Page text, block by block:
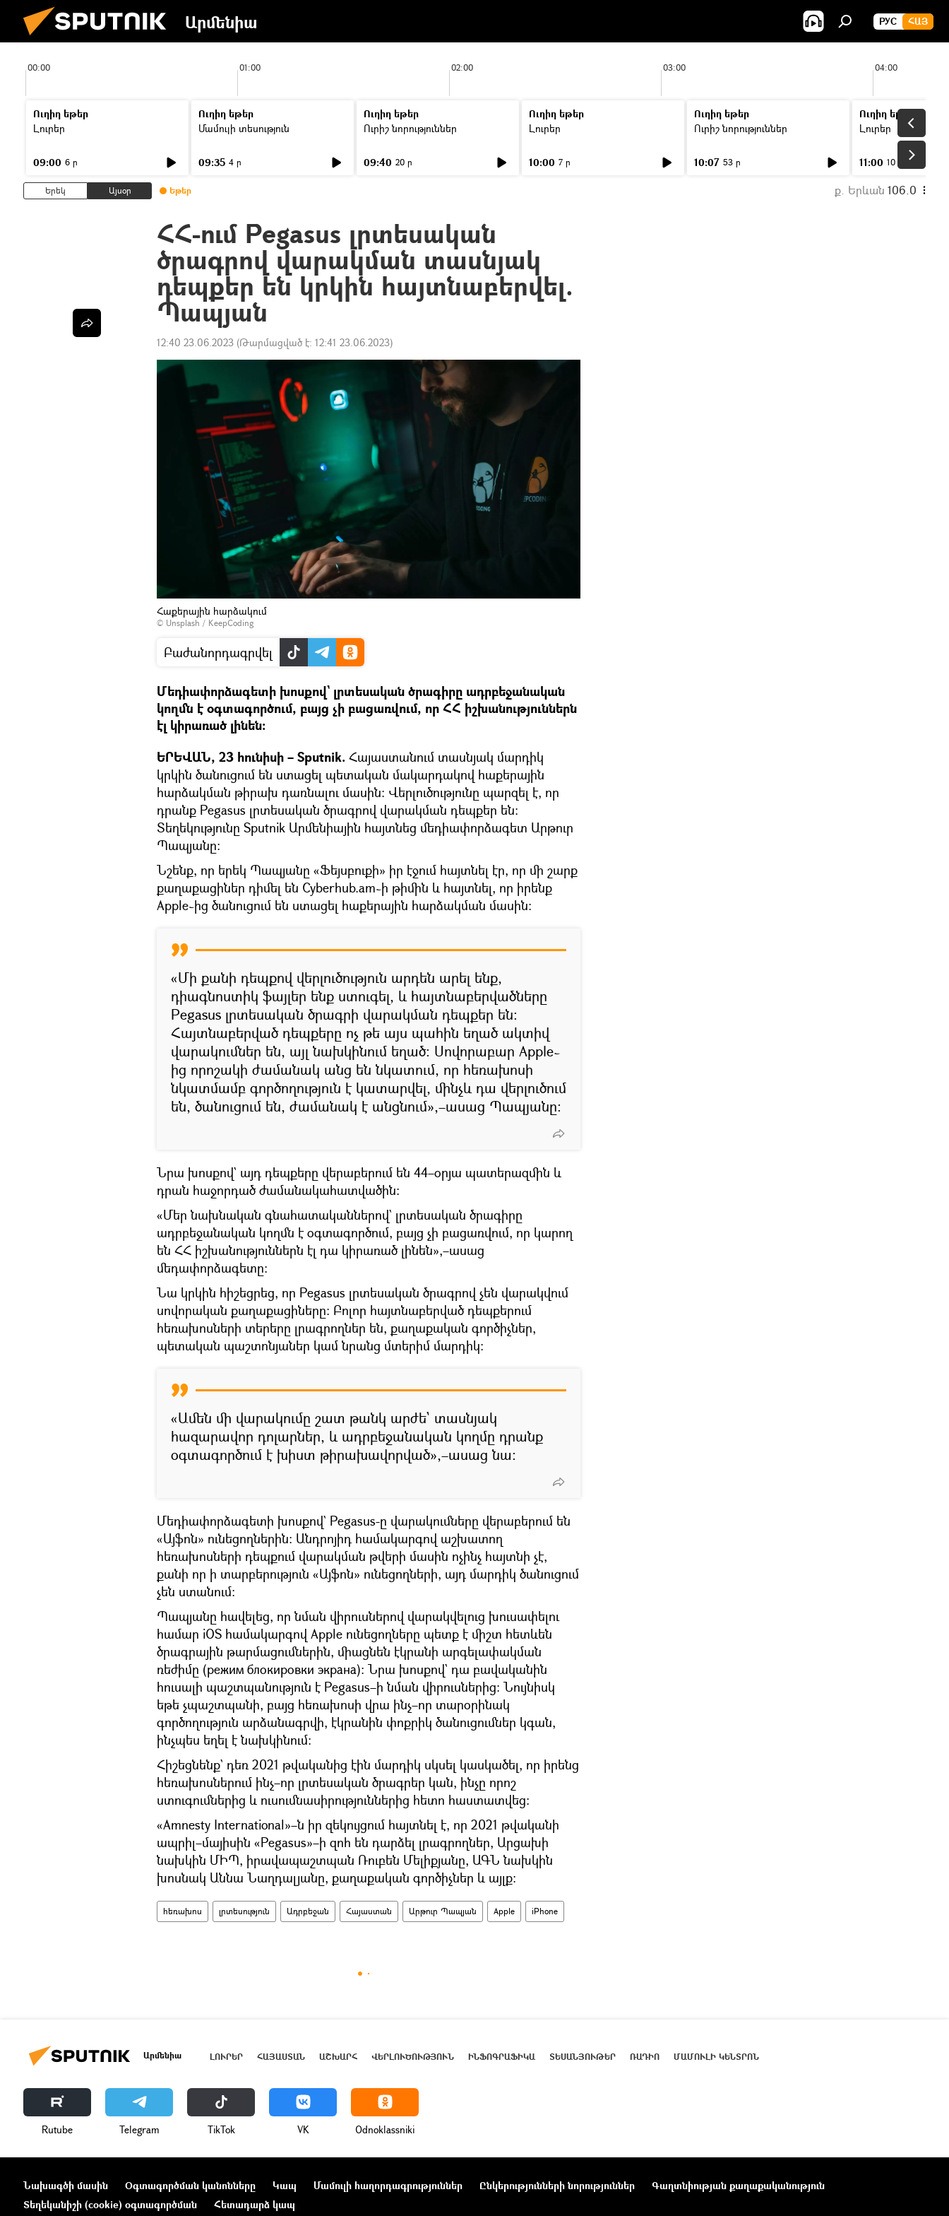
Արմենիա РУС ՀԱՅ
00:00 01:00 02:00 03:00 04:00
Ուղիղ եթեր
Լուրեր
09:00 6 ր
Ուղիղ եթեր
Մամուլի տեսություն
09:35 4 ր
Ուղիղ եթեր
Ուրիշ նորություններ
09:40 20 ր
Ուղիղ եթեր
Լուրեր
10:00 7 ր
Ուղիղ եթեր
Ուրիշ նորություններ
10:07 53 ր
Ուղիղ եթեր
Լուրեր
11:00 10 ր
Երեկ Այսօր Եթեր ք. Երևան 106.0
ՀՀ-ում Pegasus լրտեսական
ծրագրով վարակման տասնյակ
դեպքեր են կրկին հայտնաբերվել.
Պապյան
12:40 23.06.2023 (Թարմացված է: 12:41 23.06.2023)
Հաքերային հարձակում
© Unsplash / KeepCoding
Բաժանորդագրվել
Մեդիափորձագետի խոսքով` լրտեսական ծրագիրը ադրբեջանական
կողմն է օգտագործում, բայց չի բացառվում, որ ՀՀ իշխանություններն
էլ կիրառած լինեն։
ԵՐԵՎԱՆ, 23 հունիսի – Sputnik. Հայաստանում տասնյակ մարդիկ
կրկին ծանուցում են ստացել պետական մակարդակով հաքերային
հարձակման թիրախ դառնալու մասին։ Վերլուծությունը պարզել է, որ
դրանք Pegasus լրտեսական ծրագրով վարակման դեպքեր են։
Տեղեկությունը Sputnik Արմենիային հայտնեց մեդիափորձագետ Արթուր
Պապյանը։
Նշենք, որ երեկ Պապյանը «Ֆեյսբուքի» իր էջում հայտնել էր, որ մի շարք
քաղաքացիներ դիմել են Cyberhub.am֊ի թիմին և հայտնել, որ իրենք
Apple֊ից ծանուցում են ստացել հաքերային հարձակման մասին։
«Մի քանի դեպքով վերլուծություն արդեն արել ենք,
դիագնոստիկ ֆայլեր ենք ստուգել, և հայտնաբերվածները
Pegasus լրտեսական ծրագրի վարակման դեպքեր են։
Հայտնաբերված դեպքերը ոչ թե այս պահին եղած ակտիվ
վարակումներ են, այլ նախկինում եղած։ Սովորաբար Apple֊
ից որոշակի ժամանակ անց են նկատում, որ հեռախոսի
նկատմամբ գործողություն է կատարվել, մինչև դա վերլուծում
են, ծանուցում են, ժամանակ է անցնում»,–ասաց Պապյանը։
Նրա խոսքով` այդ դեպքերը վերաբերում են 44–օրյա պատերազմին և
դրան հաջորդած ժամանակահատվածին։
«Մեր նախնական գնահատականներով` լրտեսական ծրագիրը
ադրբեջանական կողմն է օգտագործում, բայց չի բացառվում, որ կարող
են ՀՀ իշխանություններն էլ դա կիրառած լինեն»,–ասաց
մեդափորձագետը։
Նա կրկին հիշեցրեց, որ Pegasus լրտեսական ծրագրով չեն վարակվում
սովորական քաղաքացիները։ Բոլոր հայտնաբերված դեպքերում
հեռախոսների տերերը լրագրողներ են, քաղաքական գործիչներ,
պետական պաշտոնյաներ կամ նրանց մտերիմ մարդիկ։
«Ամեն մի վարակումը շատ թանկ արժե` տասնյակ
հազարավոր դոլարներ, և ադրբեջանական կողմը դրանք
օգտագործում է խիստ թիրախավորված»,–ասաց նա։
Մեդիափորձագետի խոսքով` Pegasus-ը վարակումները վերաբերում են
«Այֆոն» ունեցողներին։ Անդրոյիդ համակարգով աշխատող
հեռախոսների դեպքում վարակման թվերի մասին ոչինչ հայտնի չէ,
քանի որ ի տարբերություն «Այֆոն» ունեցողների, այդ մարդիկ ծանուցում
չեն ստանում։
Պապյանը հավելեց, որ նման վիրուսներով վարակվելուց խուսափելու
համար iOS համակարգով Apple ունեցողները պետք է միշտ հետևեն
ծրագրային թարմացումներին, միացնեն էկրանի արգելափակման
ռեժիմը (режим блокировки экрана): Նրա խոսքով` դա բավականին
հուսալի պաշտպանություն է Pegasus–ի նման վիրուսներից։ Նույնիսկ
եթե չպաշտպանի, բայց հեռախոսի վրա ինչ–որ տարօրինակ
գործողություն արձանագրվի, էկրանին փոքրիկ ծանուցումներ կգան,
ինչպես եղել է նախկինում։
Հիշեցնենք` դեռ 2021 թվականից էին մարդիկ սկսել կասկածել, որ իրենց
հեռախոսներում ինչ–որ լրտեսական ծրագրեր կան, ինչը որոշ
ստուգումներից և ուսումնասիրություններից հետո հաստատվեց։
«Amnesty International»–ն իր զեկույցում հայտնել է, որ 2021 թվականի
ապրիլ–մայիսին «Pegasus»–ի զոհ են դարձել լրագրողներ, Արցախի
նախկին ՄԻՊ, իրավապաշտպան Ռուբեն Մելիքյանը, ԱԳՆ նախկին
խոսնակ Աննա Նաղդալյանը, քաղաքական գործիչներ և այլք։
հեռախոս լրտեսություն Ադրբեջան Հայաստան Արթուր Պապյան Apple iPhone
Արմենիա ԼՈՒՐԵՐ ՀԱՅԱՍՏԱՆ ԱՇԽԱՐՀ ՎԵՐԼՈՒԾՈՒԹՅՈՒՆ ԻՆՖՈԳՐԱՖԻԿԱ ՏԵՍԱՆՅՈՒԹԵՐ ՌԱԴԻՈ ՄԱՄՈՒԼԻ ԿԵՆՏՐՈՆ
Rutube Telegram ТikТоk VK Odnoklassniki
Նախագծի մասին Օգտագործման կանոնները Կապ Մամուլի հաղորդագրություններ Ընկերությունների նորություններ
Գաղտնիության քաղաքականություն
Տեղեկանիշի (cookie) օգտագործման
Հետադարձ կապ